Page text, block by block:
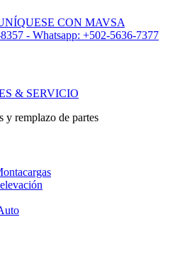
CON MAVSA
- Whatsapp: +502-5636-7377
& SERVICIO
y remplazo de partes